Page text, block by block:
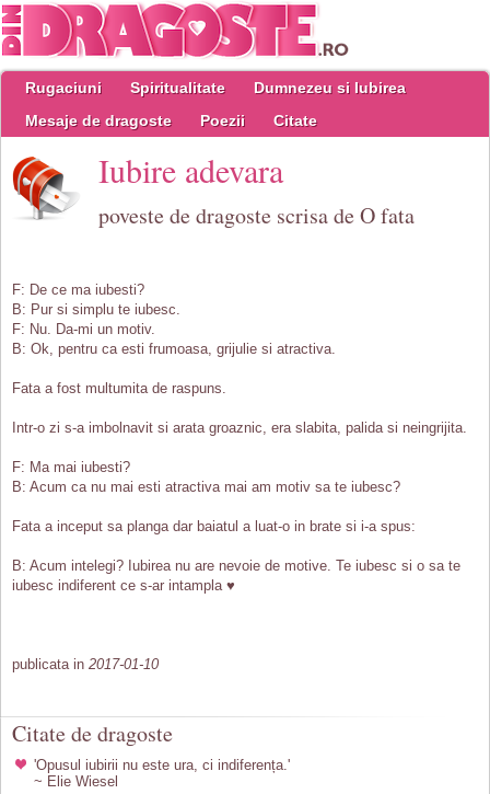
Rugaciuni Spiritualitate
Dumnezeu si Iubirea
Mesaje de dragoste
Poezii Citate
Iubire adevara
poveste de dragoste scrisa de O fata
F: De ce ma iubesti?
B: Pur si simplu te iubesc.
F: Nu. Da-mi un motiv.
B: Ok, pentru ca esti frumoasa, grijulie si atractiva.
Fata a fost multumita de raspuns.
Intr-o zi s-a imbolnavit si arata groaznic, era slabita, palida si neingrijita.
F: Ma mai iubesti?
B: Acum ca nu mai esti atractiva mai am motiv sa te iubesc?
Fata a inceput sa planga dar baiatul a luat-o in brate si i-a spus:
B: Acum intelegi? Iubirea nu are nevoie de motive. Te iubesc si o sa te
iubesc indiferent ce s-ar intampla ♥
publicata in 2017-01-10
Citate de dragoste
'Opusul iubirii nu este ura, ci indiferența.'
~ Elie Wiesel